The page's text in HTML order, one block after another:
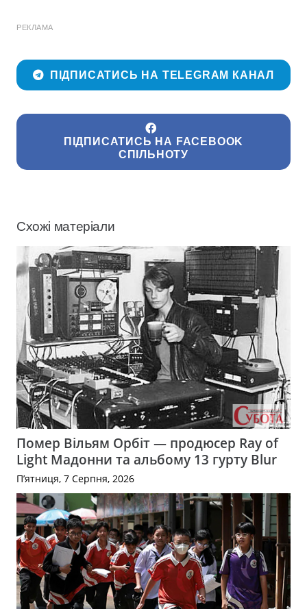
РЕКЛАМА
ПІДПИСАТИСЬ НА TELEGRAM КАНАЛ
ПІДПИСАТИСЬ НА FACEBOOK
СПІЛЬНОТУ
Схожі матеріали
Помер Вільям Орбіт — продюсер Ray of
Light Мадонни та альбому 13 гурту Blur
П’ятниця, 7 Серпня, 2026